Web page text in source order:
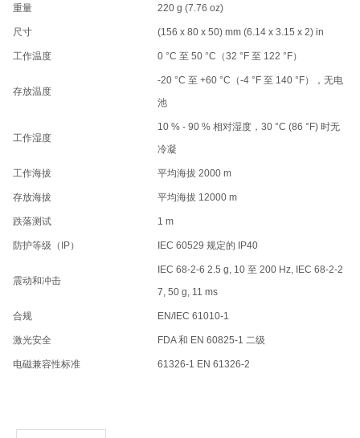
重量 220 g (7.76 oz)
尺寸 (156 x 80 x 50) mm (6.14 x 3.15 x 2) in
工作温度 0 °C 至 50 °C（32 °F 至 122 °F）
存放温度
-20 °C 至 +60 °C（-4 °F 至 140 °F），无电
池
工作湿度
10 % - 90 % 相对湿度，30 °C (86 °F) 时无
冷凝
工作海拔 平均海拔 2000 m
存放海拔 平均海拔 12000 m
跌落测试 1 m
防护等级（IP） IEC 60529 规定的 IP40
震动和冲击
IEC 68-2-6 2.5 g, 10 至 200 Hz, IEC 68-2-2
7, 50 g, 11 ms
合规 EN/IEC 61010-1
激光安全 FDA 和 EN 60825-1 二级
电磁兼容性标准 61326-1 EN 61326-2